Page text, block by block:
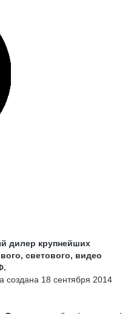
дилер крупнейших
светового, видео
создана 18 сентября 2014